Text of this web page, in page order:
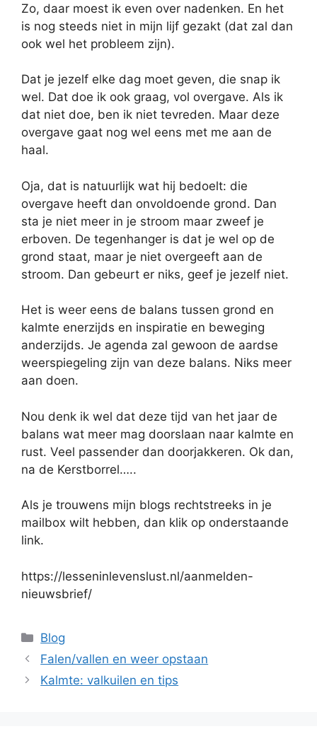
Zo, daar moest ik even over nadenken. En het
is nog steeds niet in mijn lijf gezakt (dat zal dan
ook wel het probleem zijn).
Dat je jezelf elke dag moet geven, die snap ik
wel. Dat doe ik ook graag, vol overgave. Als ik
dat niet doe, ben ik niet tevreden. Maar deze
overgave gaat nog wel eens met me aan de
haal.
Oja, dat is natuurlijk wat hij bedoelt: die
overgave heeft dan onvoldoende grond. Dan
sta je niet meer in je stroom maar zweef je
erboven. De tegenhanger is dat je wel op de
grond staat, maar je niet overgeeft aan de
stroom. Dan gebeurt er niks, geef je jezelf niet.
Het is weer eens de balans tussen grond en
kalmte enerzijds en inspiratie en beweging
anderzijds. Je agenda zal gewoon de aardse
weerspiegeling zijn van deze balans. Niks meer
aan doen.
Nou denk ik wel dat deze tijd van het jaar de
balans wat meer mag doorslaan naar kalmte en
rust. Veel passender dan doorjakkeren. Ok dan,
na de Kerstborrel…..
Als je trouwens mijn blogs rechtstreeks in je
mailbox wilt hebben, dan klik op onderstaande
link.
https://lesseninlevenslust.nl/aanmelden-
nieuwsbrief/
Categorieën
Blog
Falen/vallen en weer opstaan
Kalmte: valkuilen en tips